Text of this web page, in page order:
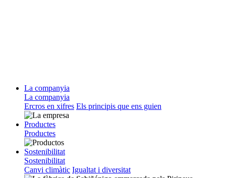
La companyia
La companyia
Ercros en xifres Els principis que ens guien
Productes
Productes
Sostenibilitat
Sostenibilitat
Canvi climàtic Igualtat i diversitat